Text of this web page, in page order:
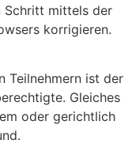
Schritt mittels der
korrigieren.
Teilnehmern ist der
Gleiches
oder gerichtlich